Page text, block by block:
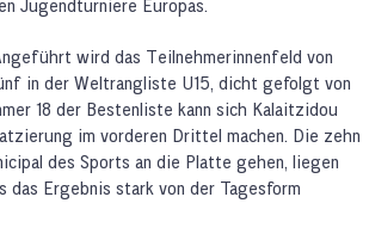
Jugendturniere Europas.
wird das Teilnehmerinnenfeld von
in der Weltrangliste U15, dicht gefolgt von
18 der Bestenliste kann sich Kalaitzidou
im vorderen Drittel machen. Die zehn
des Sports an die Platte gehen, liegen
das Ergebnis stark von der Tagesform